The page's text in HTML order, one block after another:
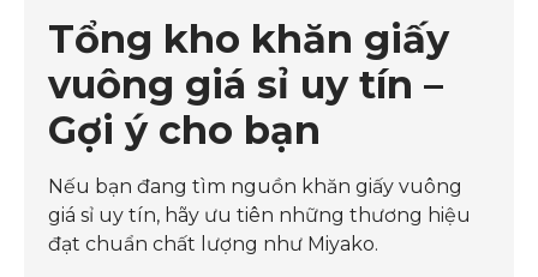
Tổng kho khăn giấy
vuông giá sỉ uy tín –
Gợi ý cho bạn
Nếu bạn đang tìm nguồn khăn giấy vuông
giá sỉ uy tín, hãy ưu tiên những thương hiệu
đạt chuẩn chất lượng như Miyako.